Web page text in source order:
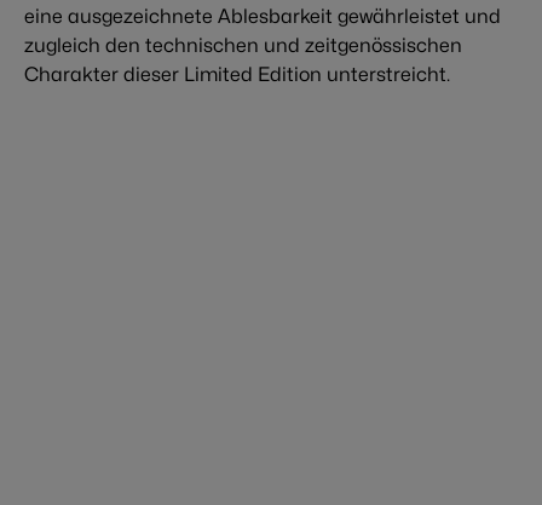
eine ausgezeichnete Ablesbarkeit gewährleistet und
zugleich den technischen und zeitgenössischen
Charakter dieser Limited Edition unterstreicht.